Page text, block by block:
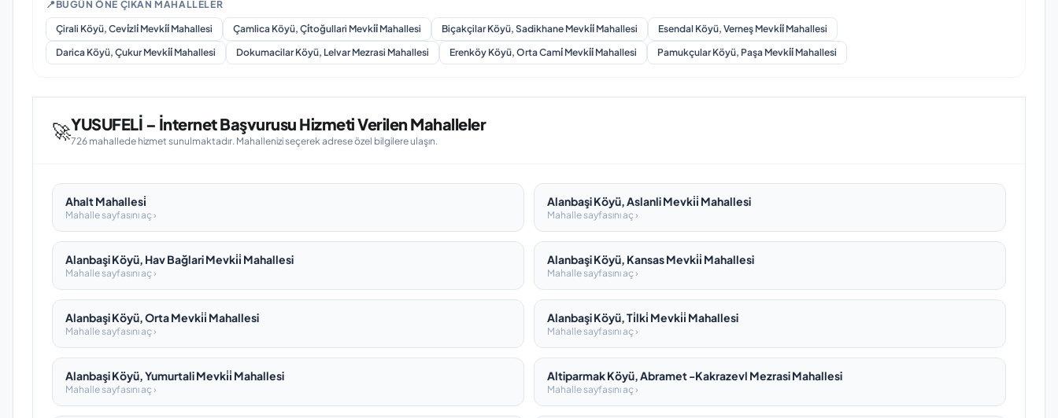
📍 BUGÜN ÖNE ÇIKAN MAHALLELER
Çirali Köyü, Cevi̇zli̇ Mevki̇i̇ Mahallesi Çamlica Köyü, Çi̇toğullari Mevki̇i̇ Mahallesi Biçakçilar Köyü, Sadikhane Mevki̇i̇ Mahallesi
Esendal Köyü, Verneş Mevki̇i̇ Mahallesi
Darica Köyü, Çukur Mevki̇i̇ Mahallesi
Dokumacilar Köyü, Lelvar Mezrasi Mahallesi Erenköy Köyü, Orta Cami̇ Mevki̇i̇ Mahallesi Pamukçular Köyü, Paşa Mevki̇i̇ Mahallesi
🚀YUSUFELİ – İnternet Başvurusu Hizmeti Verilen Mahalleler
726 mahallede hizmet sunulmaktadır. Mahallenizi seçerek adrese özel bilgilere ulaşın.
Ahalt Mahallesi̇
Mahalle sayfasını aç ›
Alanbaşi Köyü, Aslanli Mevki̇i̇ Mahallesi
Mahalle sayfasını aç ›
Alanbaşi Köyü, Hav Bağlari Mevki̇i̇ Mahallesi
Mahalle sayfasını aç ›
Alanbaşi Köyü, Kansas Mevki̇i̇ Mahallesi
Mahalle sayfasını aç ›
Alanbaşi Köyü, Orta Mevki̇i̇ Mahallesi
Mahalle sayfasını aç ›
Alanbaşi Köyü, Ti̇lki̇ Mevki̇i̇ Mahallesi
Mahalle sayfasını aç ›
Alanbaşi Köyü, Yumurtali Mevki̇i̇ Mahallesi
Mahalle sayfasını aç ›
Altiparmak Köyü, Abramet -Kakrazevl Mezrasi Mahallesi
Mahalle sayfasını aç ›